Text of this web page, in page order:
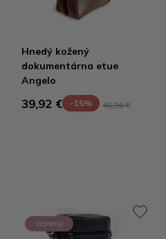
Hnedý kožený
dokumentárna etue
Angelo
39,92 € -15% 46,96 €
Výpredaj